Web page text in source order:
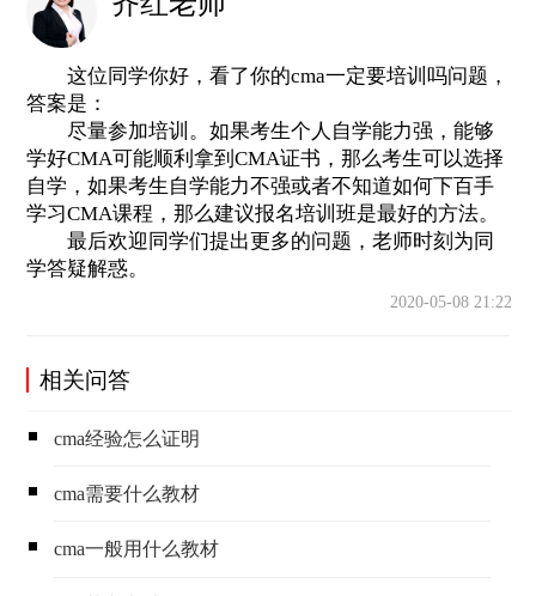
这位同学你好，看了你的cma一定要培训吗问题，
答案是：
尽量参加培训。如果考生个人自学能力强，能够
学好CMA可能顺利拿到CMA证书，那么考生可以选择
自学，如果考生自学能力不强或者不知道如何下百手
学习CMA课程，那么建议报名培训班是最好的方法。
最后欢迎同学们提出更多的问题，老师时刻为同
学答疑解惑。
2020-05-08 21:22
相关问答
cma经验怎么证明
cma需要什么教材
cma一般用什么教材